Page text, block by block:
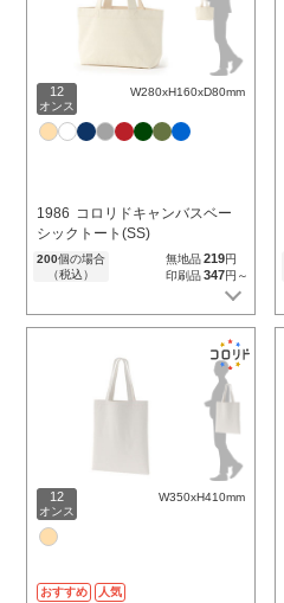
12
オンス
W280xH160xD80mm
1986 コロリドキャンバスベー
シックトート(SS)
200個の場合
（税込）
無地品219円
印刷品347円～
12
オンス
W350xH410mm
おすすめ 人気